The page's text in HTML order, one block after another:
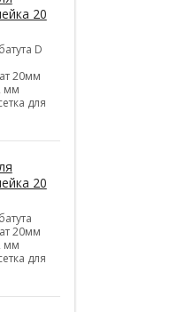
20
D
20мм
мм
для
20
20мм
мм
для